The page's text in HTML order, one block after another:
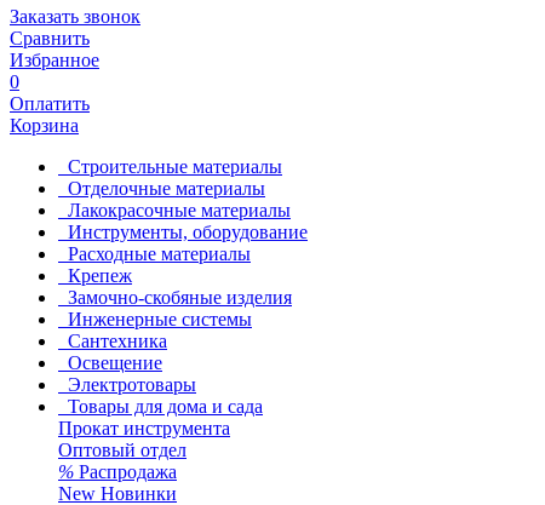
Заказать звонок
Сравнить
Избранное
0
Оплатить
Корзина
Строительные материалы
Отделочные материалы
Лакокрасочные материалы
Инструменты, оборудование
Расходные материалы
Крепеж
Замочно-скобяные изделия
Инженерные системы
Сантехника
Освещение
Электротовары
Товары для дома и сада
Прокат инструмента
Оптовый отдел
% Распродажа
New Новинки